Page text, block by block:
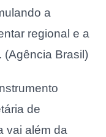
a
regional e a
(Agência Brasil)
de
vai além da